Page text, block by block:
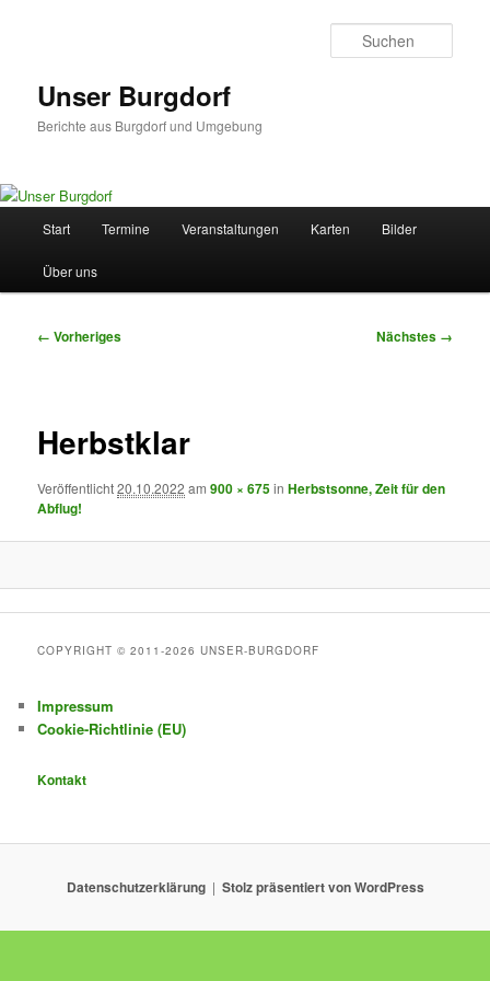
Unser Burgdorf
Berichte aus Burgdorf und Umgebung
Start Termine Veranstaltungen Karten Bilder
Über uns
Bilder-
← Vorheriges Nächstes →
Herbstklar
Veröffentlicht20.10.2022 am900 × 675inHerbstsonne, Zeit für den
Abflug!
COPYRIGHT © 2011-2026 UNSER-BURGDORF
Impressum
Cookie-Richtlinie (EU)
Kontakt
Datenschutzerklärung Stolz präsentiert von WordPress